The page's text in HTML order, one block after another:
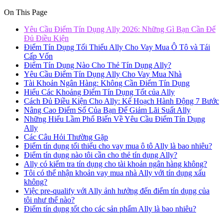
On This Page
Yêu Cầu Điểm Tín Dụng Ally 2026: Những Gì Bạn Cần Để
Đủ Điều Kiện
Điểm Tín Dụng Tối Thiểu Ally Cho Vay Mua Ô Tô và Tái
Cấp Vốn
Điểm Tín Dụng Nào Cho Thẻ Tín Dụng Ally?
Yêu Cầu Điểm Tín Dụng Ally Cho Vay Mua Nhà
Tài Khoản Ngân Hàng: Không Cần Điểm Tín Dụng
Hiểu Các Khoảng Điểm Tín Dụng Tốt của Ally
Cách Đủ Điều Kiện Cho Ally: Kế Hoạch Hành Động 7 Bước
Nâng Cao Điểm Số Của Bạn Để Giảm Lãi Suất Ally
Những Hiểu Lầm Phổ Biến Về Yêu Cầu Điểm Tín Dụng
Ally
Các Câu Hỏi Thường Gặp
Điểm tín dụng tối thiểu cho vay mua ô tô Ally là bao nhiêu?
Điểm tín dụng nào tôi cần cho thẻ tín dụng Ally?
Ally có kiểm tra tín dụng cho tài khoản ngân hàng không?
Tôi có thể nhận khoản vay mua nhà Ally với tín dụng xấu
không?
Việc pre-qualify với Ally ảnh hưởng đến điểm tín dụng của
tôi như thế nào?
Điểm tín dụng tốt cho các sản phẩm Ally là bao nhiêu?